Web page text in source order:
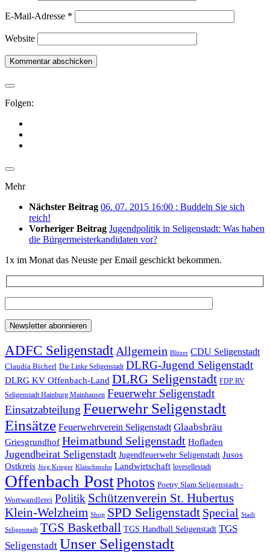
E-Mail-Adresse *
Website
Folgen:
Mehr
Nächster Beitrag 06. 07. 2015 16:00 : Buddeln Sie sich
reich!
Vorheriger Beitrag Jugendpolitik in Seligenstadt: Was haben
die Bürgermeisterkandidaten vor?
1x im Monat das Neuste per Email geschickt bekommen.
ADFC SeligenstadtAllgemein Blitzer CDU Seligenstadt
Claudia Bicherl Die Linke Seligenstadt DLRG-Jugend Seligenstadt
DLRG KV Offenbach-Land DLRG Seligenstadt FDP RV
Seligenstadt Hainburg Mainhausen Feuerwehr Seligenstadt
Einsatzabteilung Feuerwehr Seligenstadt
Einsätze Feuerwehrverein Seligenstadt Glaabsbräu
Griesgrundhof Heimatbund Seligenstadt Hofladen
Jugendbeirat Seligenstadt Jugendfeuerwehr Seligenstadt Jusos
Ostkreis Jörg Krieger Klatschmohn Landwirtschaft lovesellestadt
Offenbach PostPhotos Poetry Slam Seligenstadt -
Wortwandlerei Politik Schützenverein St. Hubertus
Klein-Welzheim Shop SPD Seligenstadt Special Stadt
Seligenstadt TGS Basketball TGS Handball Seligenstadt TGS
Seligenstadt Unser Seligenstadt